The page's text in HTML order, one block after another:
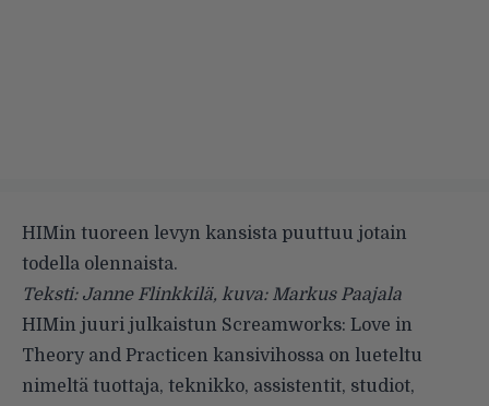
HIMin tuoreen levyn kansista puuttuu jotain
todella olennaista.
Teksti: Janne Flinkkilä, kuva: Markus Paajala
HIMin juuri julkaistun Screamworks: Love in
Theory and Practicen kansivihossa on lueteltu
nimeltä tuottaja, teknikko, assistentit, studiot,